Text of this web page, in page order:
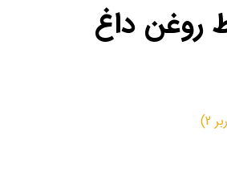
روغن داغ
2
)